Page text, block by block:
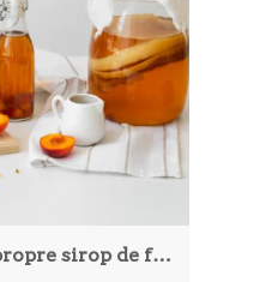
Fabriquer son propre sirop de fruits artisanal à la maison